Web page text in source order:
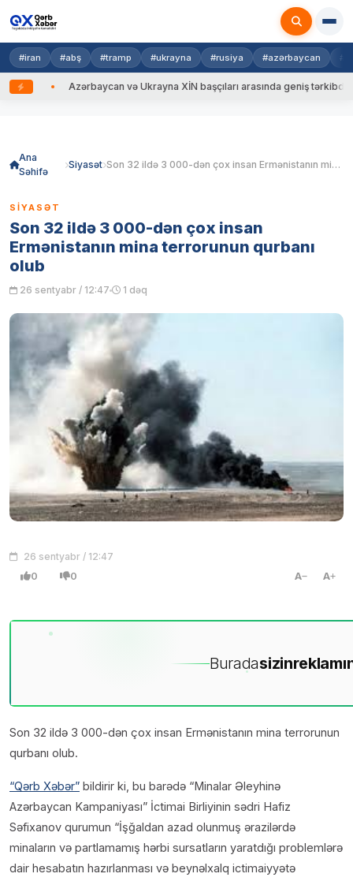
#iran #abş #tramp #ukrayna #rusiya #azərbaycan
Azərbaycan və Ukrayna XİN başçıları arasında geniş tərkibdə
Ana
Səhifə
Siyasət Son 32 ildə 3 000-dən çox insan Ermənistanın mina terrorunun qurbanı olub
SIYASƏT
Son 32 ildə 3 000-dən çox insan
Ermənistanın mina terrorunun qurbanı
olub
26 sentyabr / 12:47 1 dəq
26 sentyabr / 12:47
0 0 A A
Buradasizin
Son 32 ildə 3 000-dən çox insan Ermənistanın mina terrorunun
qurbanı olub.
“Qərb Xəbər” bildirir ki, bu barədə “Minalar Əleyhinə
Azərbaycan Kampaniyası” İctimai Birliyinin sədri Hafiz
Səfixanov qurumun “İşğaldan azad olunmuş ərazilərdə
minaların və partlamamış hərbi sursatların yaratdığı problemlərə
dair hesabatın hazırlanması və beynəlxalq ictimaiyyətə